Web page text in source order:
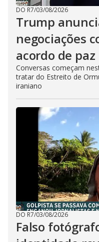
DO R7/03/08/2026
Trump
negociações
acordo de paz
Conversas começam
tratar do Estreito de
iraniano
DO R7/03/08/2026
Falso